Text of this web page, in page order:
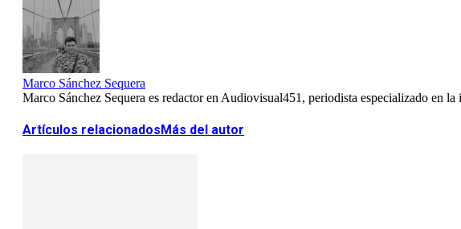
Marco Sánchez Sequera
Marco Sánchez Sequera es redactor en Audiovisual451, periodista especializado en
Artículos relacionadosMás del autor